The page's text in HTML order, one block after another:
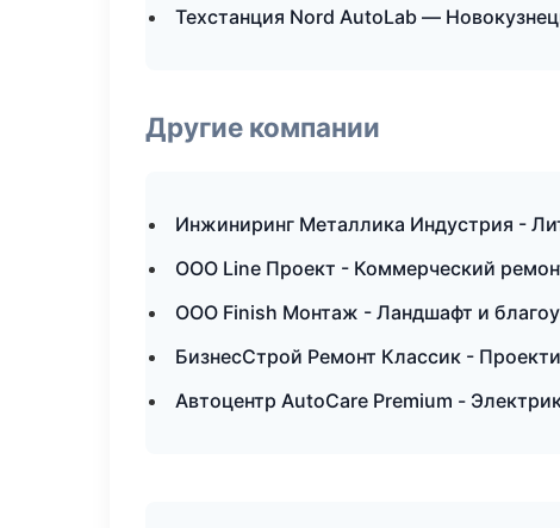
Техстанция Nord AutoLab —
Другие компании
Инжиниринг Металлика Индустрия -
ООО Line Проект - Коммерческий
ООО Finish Монтаж - Ландшафт и
БизнесСтрой Ремонт Классик -
Автоцентр AutoCare Premium -